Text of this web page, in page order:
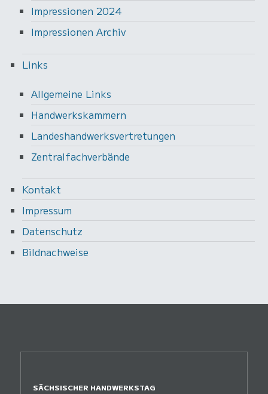
Impressionen 2024
Impressionen Archiv
Links
Allgemeine Links
Handwerkskammern
Landeshandwerksvertretungen
Zentralfachverbände
Kontakt
Impressum
Datenschutz
Bildnachweise
SÄCHSISCHER HANDWERKSTAG